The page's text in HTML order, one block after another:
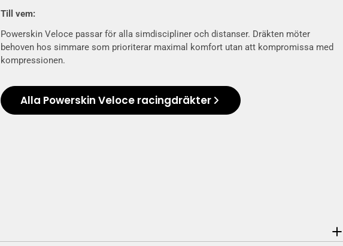
Till vem:
Powerskin Veloce passar för alla simdiscipliner och distanser. Dräkten möter
behoven hos simmare som prioriterar maximal komfort utan att kompromissa med
kompressionen.
Alla Powerskin Veloce racingdräkter